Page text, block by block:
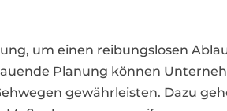
um einen reibungslosen
Planung können
gewährleisten. Dazu